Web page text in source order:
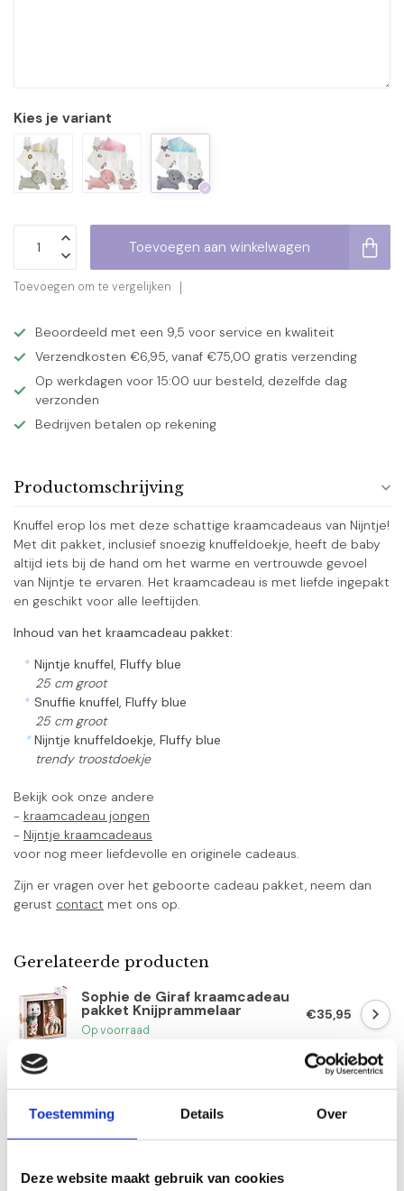
Toestemming Details Over
Deze website maakt gebruik van cookies
Kies je variant
Toevoegen aan winkelwagen
Toevoegen om te vergelijken
Beoordeeld met een 9,5 voor service en kwaliteit
Verzendkosten €6,95, vanaf €75,00 gratis verzending
Op werkdagen voor 15:00 uur besteld, dezelfde dag
verzonden
Bedrijven betalen op rekening
Productomschrijving
Knuffel erop los met deze schattige kraamcadeaus van Nijntje!
Met dit pakket, inclusief snoezig knuffeldoekje, heeft de baby
altijd iets bij de hand om het warme en vertrouwde gevoel
van Nijntje te ervaren. Het kraamcadeau is met liefde ingepakt
en geschikt voor alle leeftijden.
Inhoud van het kraamcadeau pakket:
* Nijntje knuffel, Fluffy blue
25 cm groot
* Snuffie knuffel, Fluffy blue
25 cm groot
* Nijntje knuffeldoekje, Fluffy blue
trendy troostdoekje
Bekijk ook onze andere
- kraamcadeau jongen
- Nijntje kraamcadeaus
voor nog meer liefdevolle en originele cadeaus.
Zijn er vragen over het geboorte cadeau pakket, neem dan
gerust contact met ons op.
Gerelateerde producten
Sophie de Giraf kraamcadeau
pakket Knijprammelaar
Op voorraad
€35,95
Op voorraad
Little Dutch kraamcadeau
pakket Jim Gold